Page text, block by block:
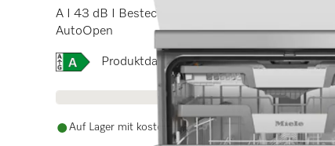
A I 43 dB I Besteckschublade I ExtraComfort
AutoOpen
Onlinelabel Image, Energielabel
Produktdatenblatt
Auf Lager mit kostenlosem Versand